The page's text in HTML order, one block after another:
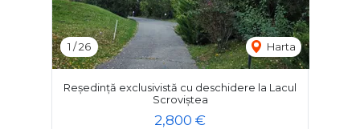
1 /26 Harta
Reședință exclusivistă cu deschidere la Lacul
Scroviștea
2,800 €